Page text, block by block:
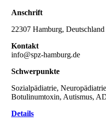
Anschrift
22307 Hamburg, Deutschland
Kontakt
info@spz-hamburg.de
Schwerpunkte
Sozialpädiatrie,
Botulinumtoxin, Autismus,
Details